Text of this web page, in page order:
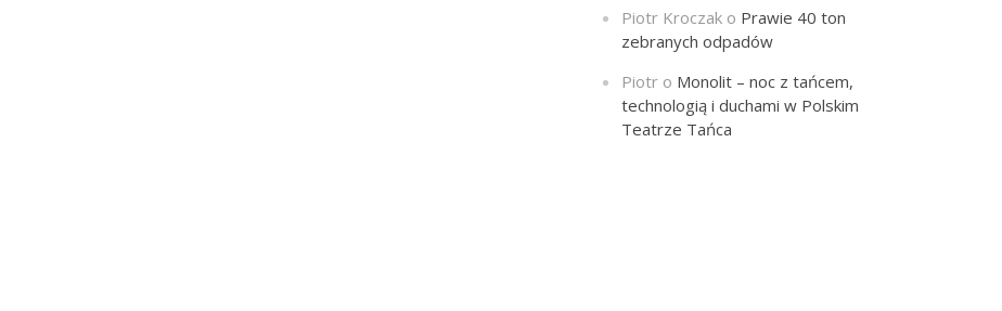
Piotr Kroczak o Prawie 40 ton
zebranych odpadów
Piotr o Monolit – noc z tańcem,
technologią i duchami w Polskim
Teatrze Tańca